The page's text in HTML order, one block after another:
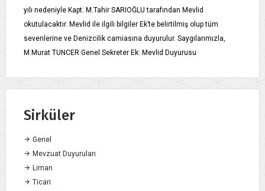
yılı nedeniyle Kapt. M.Tahir SARIOĞLU tarafından Mevlid
okutulacaktır. Mevlid ile ilgili bilgiler Ek’te belirtilmiş olup tüm
sevenlerine ve Denizcilik camiasına duyurulur. Saygılarımızla,
M.Murat TUNCER Genel Sekreter Ek: Mevlid Duyurusu
Sirküler
Genel
Mevzuat Duyuruları
Liman
Ticari